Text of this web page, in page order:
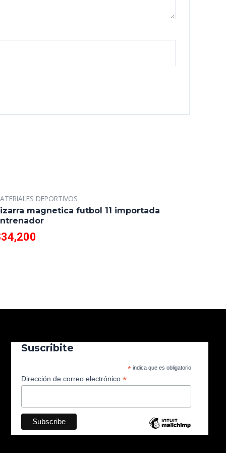
DEPORTIVOS
magnetica futbol 11 importada
34,200
Suscribite
*indica que es obligatorio
Dirección de correo electrónico *